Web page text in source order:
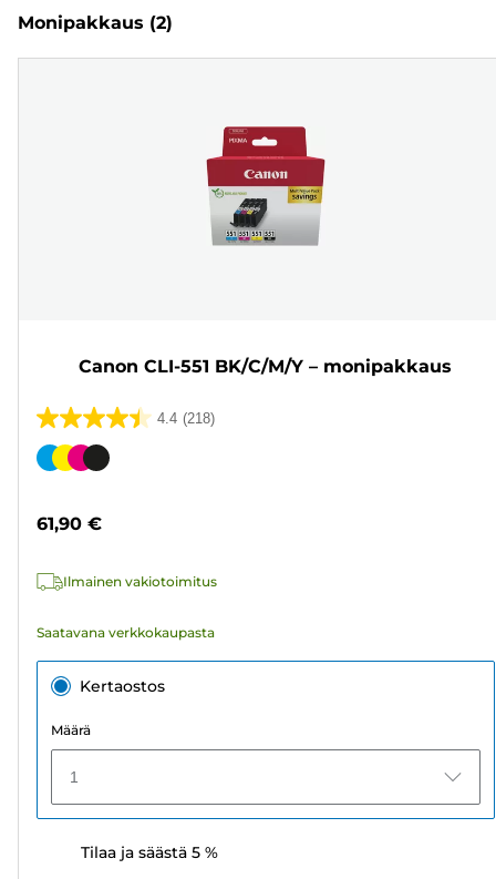
Monipakkaus (2)
Canon CLI-551 BK/C/M/Y – monipakkaus
4.4 (218)
4.4/5
tähteä.
Värikasetti
61,90 €
Ilmainen vakiotoimitus
Saatavana verkkokaupasta
Kertaostos
Määrä
1
Tilaa ja säästä 5 %